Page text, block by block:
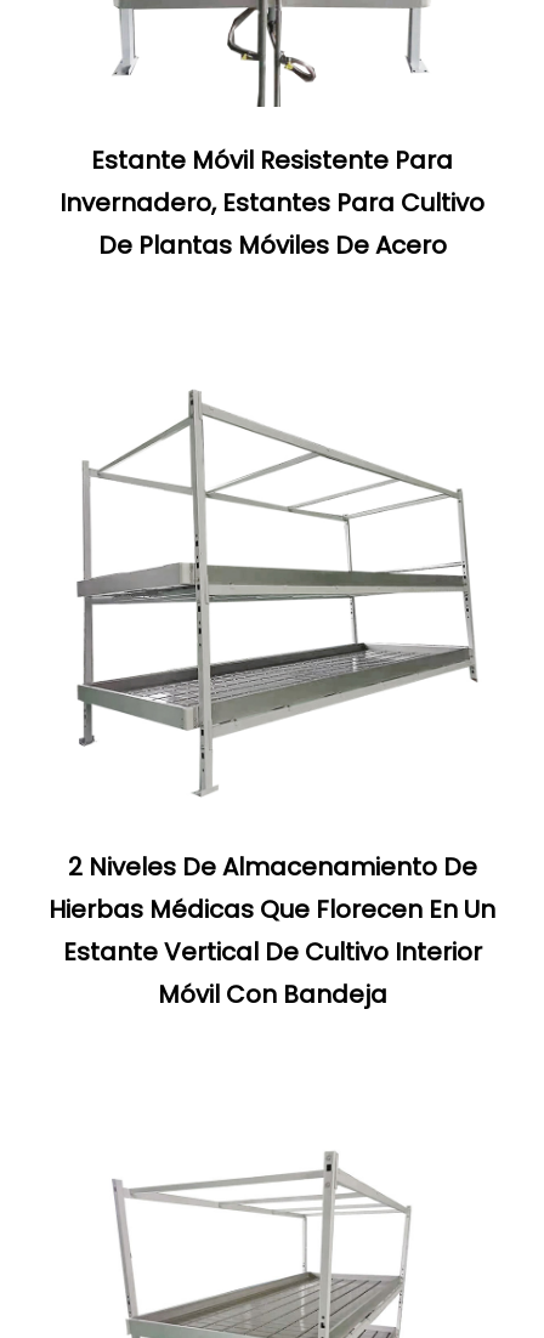
Estante Móvil Resistente Para
Invernadero, Estantes Para Cultivo
De Plantas Móviles De Acero
2 Niveles De Almacenamiento De
Hierbas Médicas Que Florecen En Un
Estante Vertical De Cultivo Interior
Móvil Con Bandeja